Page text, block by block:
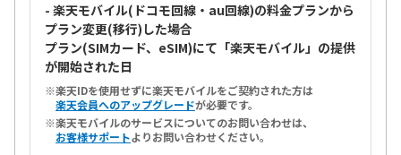
- 楽天モバイル(ドコモ回線・au回線)の料金プランから
プラン変更(移行)した場合
プラン(SIMカード、eSIM)にて「楽天モバイル」の提供
が開始された日
楽天IDを使用せずに楽天モバイルをご契約された方は
楽天会員へのアップグレードが必要です。
楽天モバイルのサービスについてのお問い合わせは、
お客様サポートよりお問い合わせください。